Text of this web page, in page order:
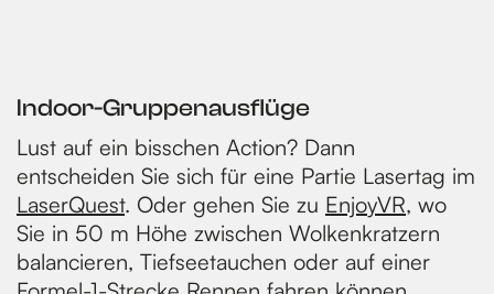
Indoor-Gruppenausflüge
Lust auf ein bisschen Action? Dann
entscheiden Sie sich für eine Partie Lasertag im
LaserQuest. Oder gehen Sie zu EnjoyVR, wo
Sie in 50 m Höhe zwischen Wolkenkratzern
balancieren, Tiefseetauchen oder auf einer